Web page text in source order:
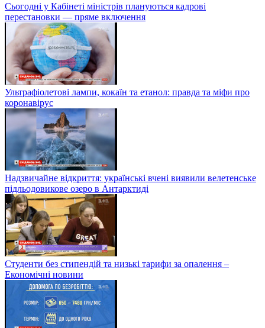
Сьогодні у Кабінеті міністрів плануються кадрові
перестановки — пряме включення
Ультрафіолетові лампи, кокаїн та етанол: правда та міфи про
коронавірус
Надзвичайне відкриття: українські вчені виявили велетенське
підльодовикове озеро в Антарктиді
Студенти без стипендій та низькі тарифи за опалення –
Економічні новини